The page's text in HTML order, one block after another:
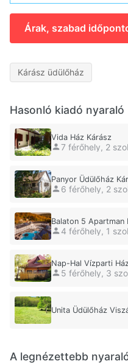
Árak, szabad
Kárász üdülőház
Hasonló kiadó nyaraló
Vida Ház Kárász
7 férőhely, 2
Panyor Üdülőház
6 férőhely, 2
Balaton 5 Apartman
4 férőhely, 1
Nap-Hal Vízparti
5 férőhely, 3
Unita Üdülőház
A legnézettebb